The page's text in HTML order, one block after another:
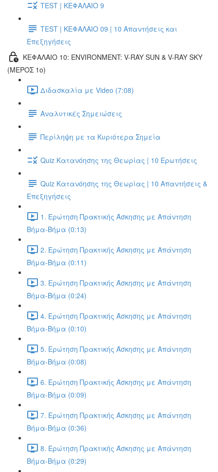
TEST | ΚΕΦΑΛΑΙΟ 9
TEST | ΚΕΦΑΛΑΙΟ 09 | 10 Απαντήσεις και
Επεξηγήσεις
ΚΕΦΑΛΑΙΟ 10: ENVIRONMENT: V-RAY SUN & V-RAY SKY
(ΜΕΡΟΣ 1ο)
Διδασκαλία με Video (7:08)
Αναλυτικές Σημειώσεις
Περίληψη με τα Κυριότερα Σημεία
Quiz Κατανόησης της Θεωρίας | 10 Ερωτήσεις
Quiz Κατανόησης της Θεωρίας | 10 Απαντήσεις &
Επεξηγήσεις
1. Ερώτηση Πρακτικής Άσκησης με Απάντηση
Βήμα-Βήμα (0:13)
2. Ερώτηση Πρακτικής Άσκησης με Απάντηση
Βήμα-Βήμα (0:11)
3. Ερώτηση Πρακτικής Άσκησης με Απάντηση
Βήμα-Βήμα (0:24)
4. Ερώτηση Πρακτικής Άσκησης με Απάντηση
Βήμα-Βήμα (0:10)
5. Ερώτηση Πρακτικής Άσκησης με Απάντηση
Βήμα-Βήμα (0:08)
6. Ερώτηση Πρακτικής Άσκησης με Απάντηση
Βήμα-Βήμα (0:09)
7. Ερώτηση Πρακτικής Άσκησης με Απάντηση
Βήμα-Βήμα (0:36)
8. Ερώτηση Πρακτικής Άσκησης με Απάντηση
Βήμα-Βήμα (0:29)